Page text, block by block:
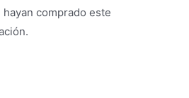
comprado este